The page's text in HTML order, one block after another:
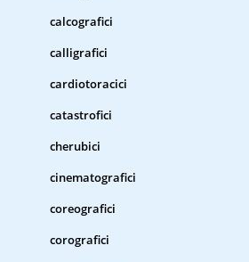
calcografici
calligrafici
cardiotoracici
catastrofici
cherubici
cinematografici
coreografici
corografici